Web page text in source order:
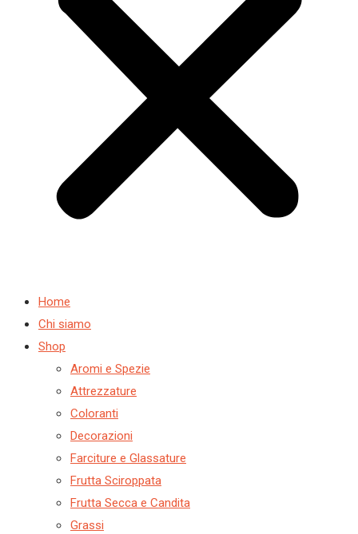
Home
Chi siamo
Shop
Aromi e Spezie
Attrezzature
Coloranti
Decorazioni
Farciture e Glassature
Frutta Sciroppata
Frutta Secca e Candita
Grassi